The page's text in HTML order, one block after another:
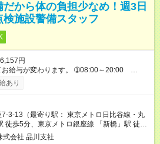
から体の負担少なめ！週3日
検施設警備スタッフ
円
お給与が変わります。 ➀08:00～20:00
～08:00 14,688円～ ※他時間帯のお仕事も
途資格手当がございます。 例：自衛消防技
用期間】試用期間あり 試
間 雇用形態、給与は本採用時と同じです。
あり
3-13（最寄り駅： 東京メトロ日比谷線・丸
徒歩5分、東京メトロ銀座線 「新橋」駅 徒歩
有楽町」駅 徒歩7分）
式会社 品川支社